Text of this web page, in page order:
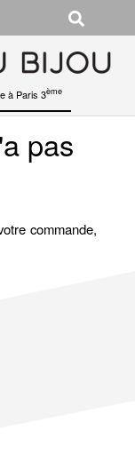
à Paris 3ème
pas
commande,